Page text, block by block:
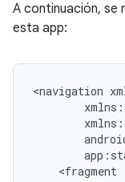
A continuación, se
esta app:
<navigation